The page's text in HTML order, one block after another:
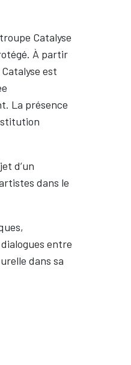
Catalyse
À partir
est
La présence
d’un
dans le
entre
dans sa